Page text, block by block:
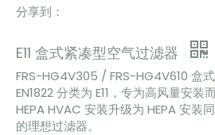
分享到：
E11 盒式紧凑型空气过滤器
FRS-HG4V305 / FRS-HG4V610 盒
EN1822 分类为 E11，专为高风量安
HEPA HVAC 安装升级为 HEPA 安装
的理想过滤器。